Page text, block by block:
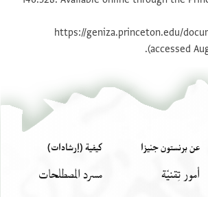
https://geniza.princeton.edu/
(accessed
عن برنستون جنيزا
أمور تِقنيّة
كيفية (إرشادات)
مسرد المصطلحات